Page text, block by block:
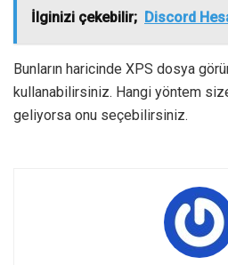
İlginizi çekebilir; Discord
Bunların haricinde XPS dosya
kullanabilirsiniz. Hangi yöntem
geliyorsa onu seçebilirsiniz.